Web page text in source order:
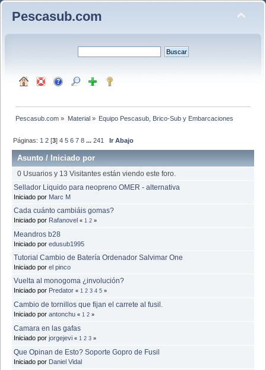
Pescasub.com
Pescasub.com » Material» Equipo Pescasub, Brico-Sub y Embarcaciones
Páginas: 1 2 [3]4 5 6 7 8 ...241 Ir Abajo
Asunto /Iniciado por
0 Usuarios y 13 Visitantes están viendo este foro.
Sellador Liquido para neopreno OMER - alternativa
Iniciado por Marc M
Cada cuánto cambiáis gomas?
Iniciado por Rafanovel « 1 2 »
Meandros b28
Iniciado por edusub1995
Tutorial Cambio de Batería Ordenador Salvimar One
Iniciado por el pinco
Vuelta al monogoma ¿involución?
Iniciado por Predator « 1 2 3 4 5 »
Cambio de tornillos que fijan el carrete al fusil.
Iniciado por antonchu « 1 2 »
Camara en las gafas
Iniciado por jorgejevi « 1 2 3 »
Que Opinan de Esto? Soporte Gopro de Fusil
Iniciado por Daniel Vidal